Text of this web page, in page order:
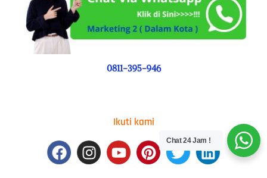
0811-395-946
Ikuti kami
FacebookInstagram
YoutubePinterest
TwitterLinkedin
Chat 24 Jam !